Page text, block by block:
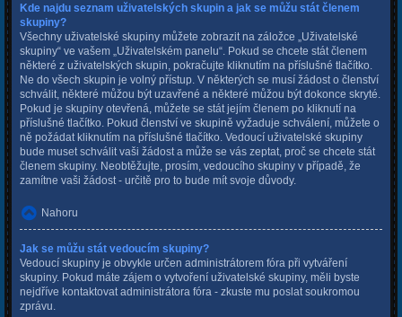
Kde najdu seznam uživatelských skupin a jak se můžu stát členem
skupiny?
Všechny uživatelské skupiny můžete zobrazit na záložce „Uživatelské
skupiny“ ve vašem „Uživatelském panelu“. Pokud se chcete stát členem
některé z uživatelských skupin, pokračujte kliknutím na příslušné tlačítko.
Ne do všech skupin je volný přístup. V některých se musí žádost o členství
schválit, některé můžou být uzavřené a některé můžou být dokonce skryté.
Pokud je skupiny otevřená, můžete se stát jejím členem po kliknutí na
příslušné tlačítko. Pokud členství ve skupině vyžaduje schválení, můžete o
ně požádat kliknutím na příslušné tlačítko. Vedoucí uživatelské skupiny
bude muset schválit vaši žádost a může se vás zeptat, proč se chcete stát
členem skupiny. Neobtěžujte, prosím, vedoucího skupiny v případě, že
zamítne vaši žádost - určitě pro to bude mít svoje důvody.
Nahoru
Jak se můžu stát vedoucím skupiny?
Vedoucí skupiny je obvykle určen administrátorem fóra při vytváření
skupiny. Pokud máte zájem o vytvoření uživatelské skupiny, měli byste
nejdříve kontaktovat administrátora fóra - zkuste mu poslat soukromou
zprávu.